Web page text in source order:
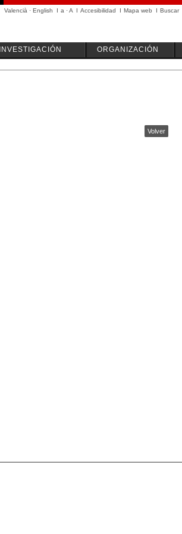
Valencià · English I a ·A I Accesibilidad I Mapa web I Buscar
INVESTIGACIÓN ORGANIZACIÓN
Volver